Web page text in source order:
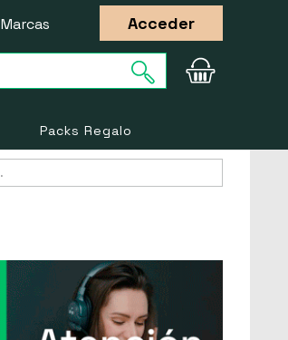
Marcas Acceder
Packs Regalo
.